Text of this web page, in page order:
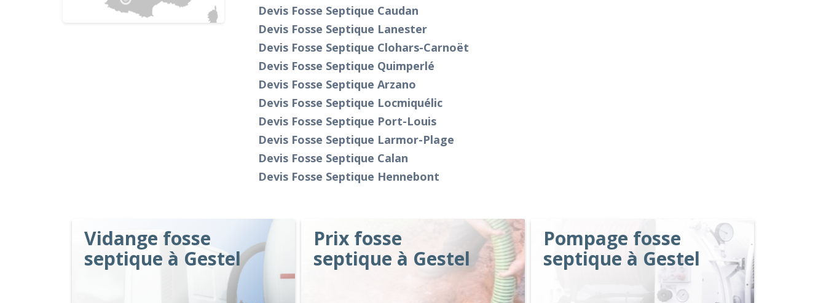
Devis Fosse Septique Caudan
Devis Fosse Septique Lanester
Devis Fosse Septique Clohars-Carnoët
Devis Fosse Septique Quimperlé
Devis Fosse Septique Arzano
Devis Fosse Septique Locmiquélic
Devis Fosse Septique Port-Louis
Devis Fosse Septique Larmor-Plage
Devis Fosse Septique Calan
Devis Fosse Septique Hennebont
Vidange fosse
septique à Gestel
Prix fosse
septique à Gestel
Pompage fosse
septique à Gestel